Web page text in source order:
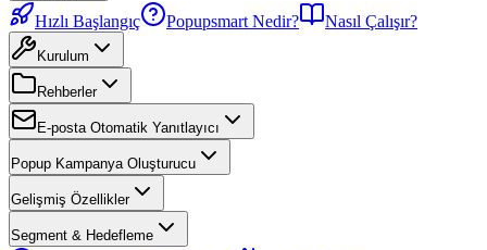
Hızlı Başlangıç Popupsmart Nedir? Nasıl Çalışır?
Kurulum
Rehberler
E-posta Otomatik Yanıtlayıcı
Popup Kampanya Oluşturucu
Gelişmiş Özellikler
Segment & Hedefleme